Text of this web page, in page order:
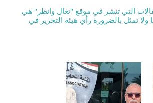
التي تنشر في موقع "تعال وانظر" هي
ولا تمثل بالضرورة رأي هيئة التحرير في